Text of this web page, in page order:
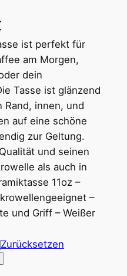
P
r
e
i
s
s
p
a
n
n
:
ist perfekt für
am Morgen,
dein
Tasse ist glänzend
innen, und
auf eine schöne
zur Geltung.
und seinen
als auch in
11oz –
–
und Griff – Weißer
Zurücksetzen